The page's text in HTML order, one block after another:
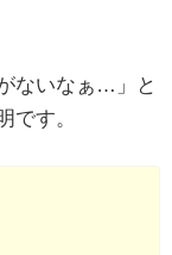
ないなぁ…」と
です。